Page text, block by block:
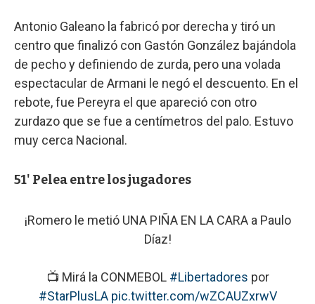
Antonio Galeano la fabricó por derecha y tiró un
centro que finalizó con Gastón González bajándola
de pecho y definiendo de zurda, pero una volada
espectacular de Armani le negó el descuento. En el
rebote, fue Pereyra el que apareció con otro
zurdazo que se fue a centímetros del palo. Estuvo
muy cerca Nacional.
51' Pelea entre los jugadores
¡Romero le metió UNA PIÑA EN LA CARA a Paulo
Díaz!
📺 Mirá la CONMEBOL #Libertadores por
#StarPlusLA pic.twitter.com/wZCAUZxrwV